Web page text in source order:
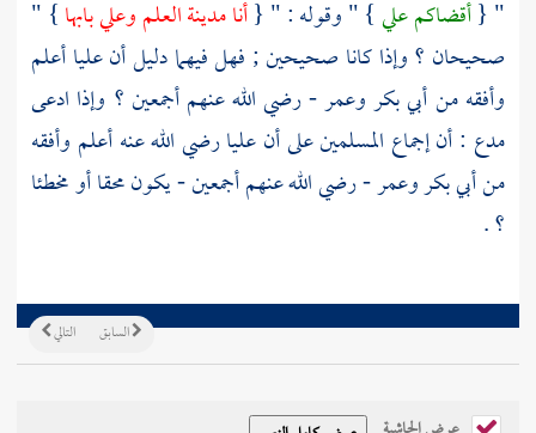
" {أقضاكمعلي} " وقوله : " {أنا مدينة العلموعليبابها} "
صحيحان ؟ وإذا كانا صحيحين ; فهل فيهما دليل أنعلياأعلم
وأفقه منأبي بكروعمر- رضي الله عنهم أجمعين ؟ وإذا ادعى
مدع : أن إجماع المسلمين على أنعليارضي الله عنه أعلم وأفقه
منأبي بكروعمر- رضي الله عنهم أجمعين - يكون محقا أو مخطئا
؟ .
التالي السابق